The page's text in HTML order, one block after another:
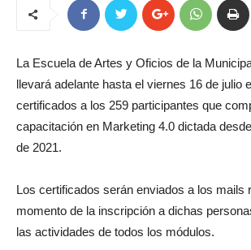
La Escuela de Artes y Oficios de la
llevará adelante hasta el viernes 16 de julio
certificados a los 259 participantes que
capacitación en Marketing 4.0 dictada
de 2021.
Los certificados serán enviados a los mails
momento de la inscripción a dichas
las actividades de todos los módulos.